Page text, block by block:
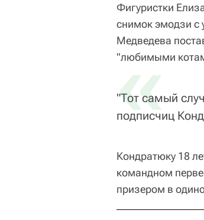
Фигуристки
снимок эмодзи
Медведева
"любимыми
«
"Тот самый
подписчиц
Кондратюку 18
командном
призером в